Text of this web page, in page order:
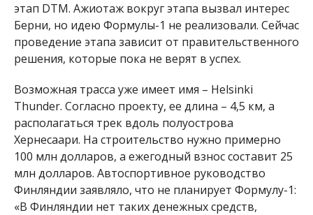
этап DTM. Ажиотаж вокруг этапа вызвал интерес
Берни, но идею Формулы-1 не реализовали. Сейчас
проведение этапа зависит от правительственного
решения, которые пока не верят в успех.
Возможная трасса уже имеет имя – Helsinki
Thunder. Согласно проекту, ее длина – 4,5 км, а
располагаться трек вдоль полуострова
Хернесаари. На строительство нужно примерно
100 млн долларов, а ежегодный взнос составит 25
млн долларов. Автоспортивное руководство
Финляндии заявляло, что не планирует Формулу-1:
«В Финляндии нет таких денежных средств,